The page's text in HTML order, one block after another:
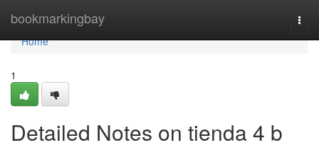
bookmarkingbay
Home
Home
1
Detailed Notes on tienda 4 b